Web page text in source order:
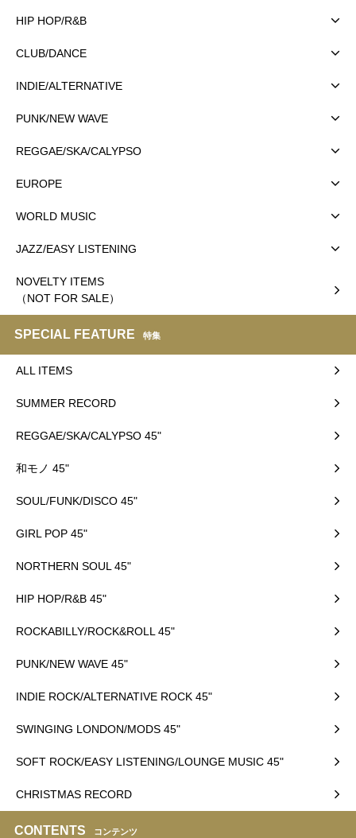
HIP HOP/R&B
CLUB/DANCE
INDIE/ALTERNATIVE
PUNK/NEW WAVE
REGGAE/SKA/CALYPSO
EUROPE
WORLD MUSIC
JAZZ/EASY LISTENING
NOVELTY ITEMS
（NOT FOR SALE）
SPECIAL FEATURE 特集
ALL ITEMS
SUMMER RECORD
REGGAE/SKA/CALYPSO 45"
和モノ 45"
SOUL/FUNK/DISCO 45"
GIRL POP 45"
NORTHERN SOUL 45"
HIP HOP/R&B 45"
ROCKABILLY/ROCK&ROLL 45"
PUNK/NEW WAVE 45"
INDIE ROCK/ALTERNATIVE ROCK 45"
SWINGING LONDON/MODS 45"
SOFT ROCK/EASY LISTENING/LOUNGE MUSIC 45"
CHRISTMAS RECORD
CONTENTS コンテンツ